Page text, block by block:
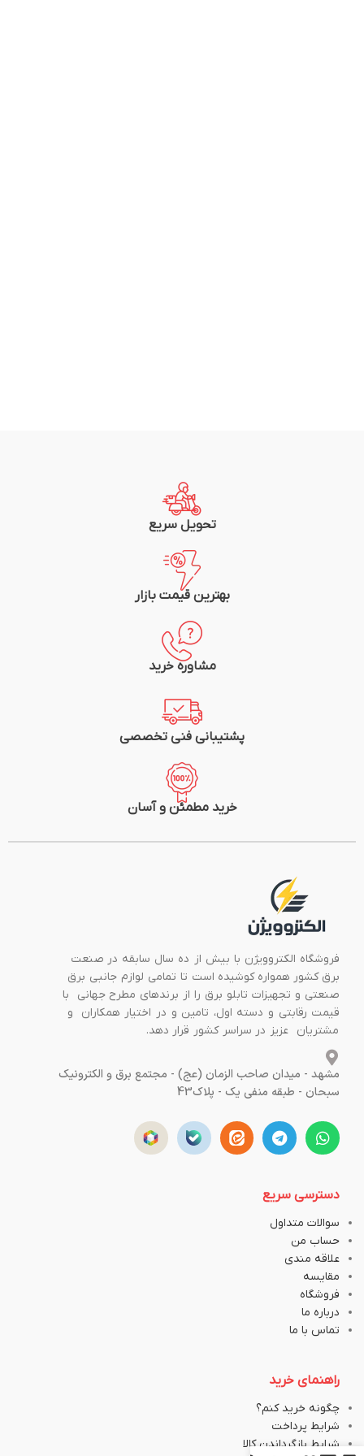
تحویل سریع
بهترین قیمت بازار
مشاوره خرید
پشتیبانی فنی تخصصی
خرید مطمئن و آسان
فروشگاه الکتروویژن با بیش از ده سال سابقه در صنعت
برق کشور همواره کوشیده است تا تمامی لوازم جانبی برق
صنعتی و تجهیزات تابلو برق را از برندهای مطرح جهانی با
قیمت رقابتی و دسته اول، تامین و در اختیار همکاران و
مشتریان عزیز در سراسر کشور قرار دهد.
مشهد - میدان صاحب الزمان (عج) - مجتمع برق و الکترونیک
سبحان - طبقه منفی یک - پلاک43
دسترسی سریع
سوالات متداول
حساب من
علاقه مندی
مقایسه
فروشگاه
درباره ما
تماس با ما
راهنمای خرید
چگونه خرید کنم؟
شرایط پرداخت
شرایط بازگرداندن کالا